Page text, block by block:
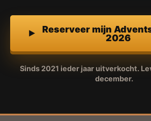
Reserveer mijn
2026
Sinds 2021 ieder jaar uitverkocht.
december.